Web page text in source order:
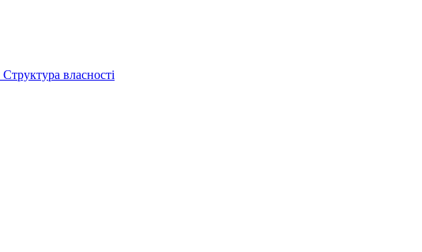
Структура власності